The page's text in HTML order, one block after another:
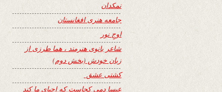
نمکدان
جامعه هنری افغانستان
اوجِ نور
شاعر بانوی هنرمند ، هما طرزی از
زبان خودش (بخش دوم)
کشتی عشق
عیسا دمی کجاست که احیای ما کند